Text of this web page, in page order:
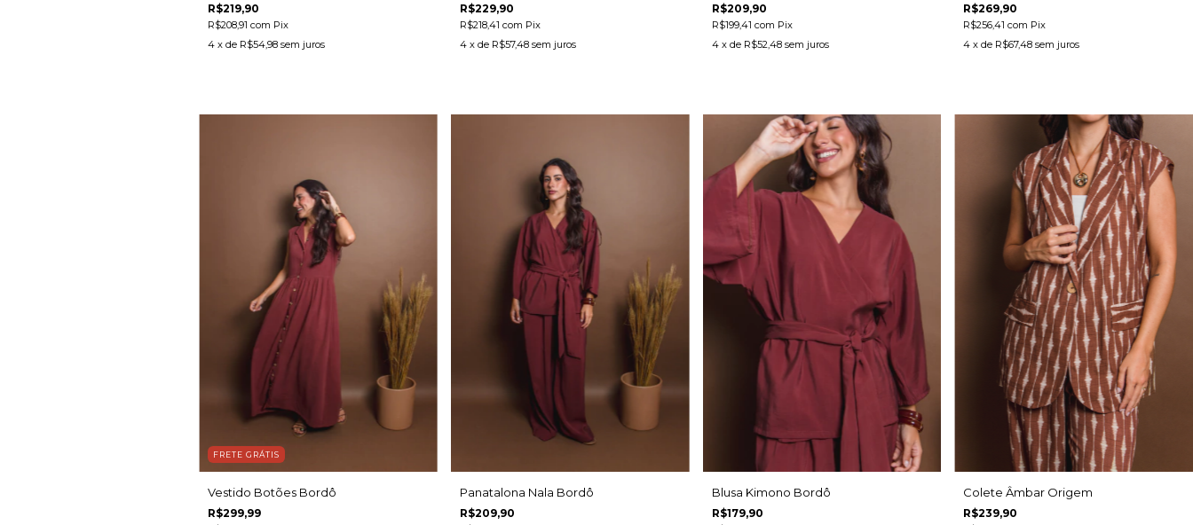
R$219,90
R$208,91 com Pix
4 x de R$54,98 sem juros
R$229,90
R$218,41 com Pix
4 x de R$57,48 sem juros
R$209,90
R$199,41 com Pix
4 x de R$52,48 sem juros
R$269,90
R$256,41com Pix
4 x de R$67,48 sem juros
FRETE GRÁTIS
Vestido Botões Bordô
R$299,99
Panatalona Nala Bordô
R$209,90
Blusa Kimono Bordô
R$179,90
Colete Âmbar Origem
R$239,90